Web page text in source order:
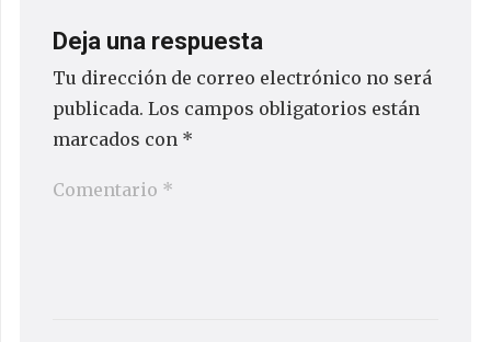
Deja una respuesta
Tu dirección de correo electrónico no será
publicada. Los campos obligatorios están
marcados con *